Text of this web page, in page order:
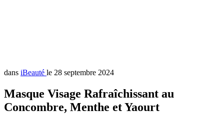
dans iBeauté le 28 septembre 2024
Masque Visage Rafraîchissant au
Concombre, Menthe et Yaourt